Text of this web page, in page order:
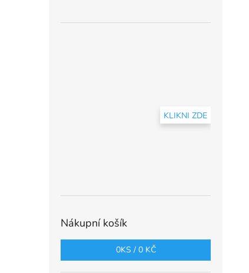
KLIKNI ZDE
Nákupní košík
0KS / 0 KČ